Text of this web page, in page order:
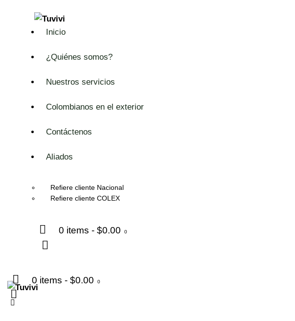
Inicio
¿Quiénes somos?
Nuestros servicios
Colombianos en el exterior
Contáctenos
Aliados
Refiere cliente Nacional
Refiere cliente COLEX
0 items - $0.00 0
0 items - $0.00 0